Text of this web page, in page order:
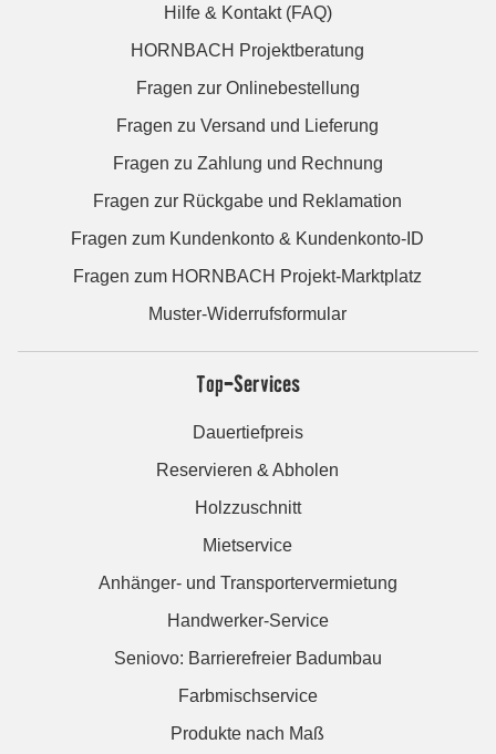
Hilfe & Kontakt (FAQ)
HORNBACH Projektberatung
Fragen zur Onlinebestellung
Fragen zu Versand und Lieferung
Fragen zu Zahlung und Rechnung
Fragen zur Rückgabe und Reklamation
Fragen zum Kundenkonto & Kundenkonto-ID
Fragen zum HORNBACH Projekt-Marktplatz
Muster-Widerrufsformular
Top-Services
Dauertiefpreis
Reservieren & Abholen
Holzzuschnitt
Mietservice
Anhänger- und Transportervermietung
Handwerker-Service
Seniovo: Barrierefreier Badumbau
Farbmischservice
Produkte nach Maß